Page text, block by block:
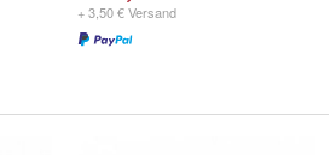
+ 3,50 € Versand